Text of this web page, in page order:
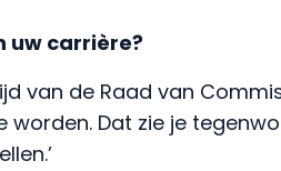
uw carrière?
van de Raad van
Dat zie je